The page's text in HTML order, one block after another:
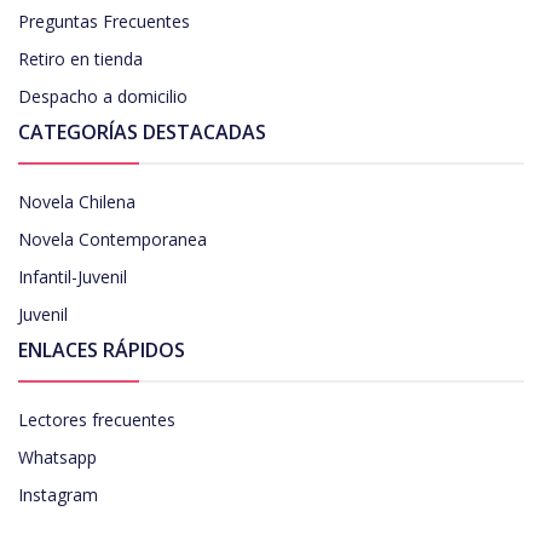
Preguntas Frecuentes
Retiro en tienda
Despacho a domicilio
CATEGORÍAS DESTACADAS
Novela Chilena
Novela Contemporanea
Infantil-Juvenil
Juvenil
ENLACES RÁPIDOS
Lectores frecuentes
Whatsapp
Instagram